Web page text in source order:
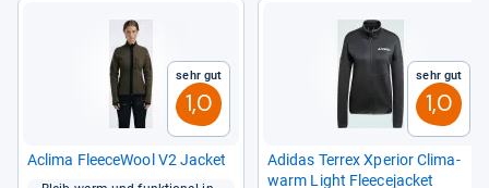
Sehr gut
1,0
Aclima Flee­ce­Wool V2 Jacket
Sehr gut
1,0
Adi­das Terrex Xpe­rior Cli­ma­
warm Light Flee­ce­jacket